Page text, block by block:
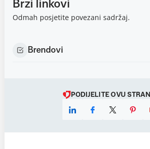
Brzi linkovi
Odmah posjetite povezani sadržaj.
Brendovi
PODIJELITE OVU